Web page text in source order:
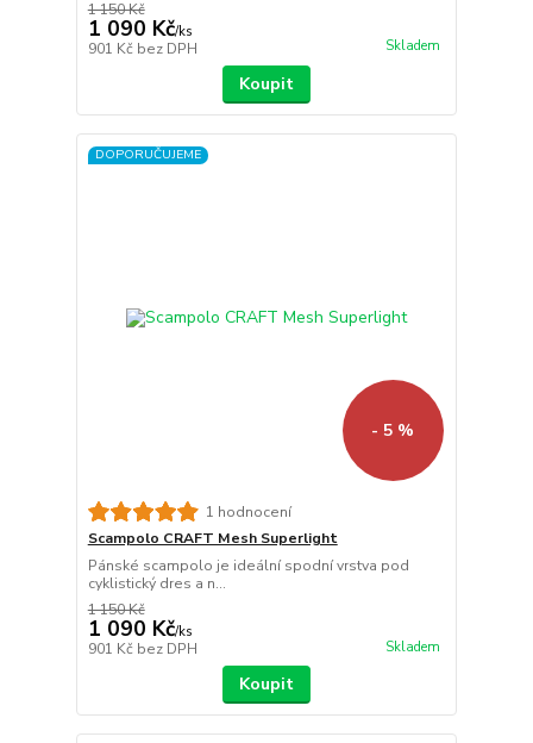
1 150 Kč
1 090 Kč/ks
901 Kč bez DPH Skladem
Koupit
DOPORUČUJEME
- 5 %
1 hodnocení
Scampolo CRAFT Mesh Superlight
Pánské scampolo je ideální spodní vrstva pod
cyklistický dres a n...
1 150 Kč
1 090 Kč/ks
901 Kč bez DPH Skladem
Koupit